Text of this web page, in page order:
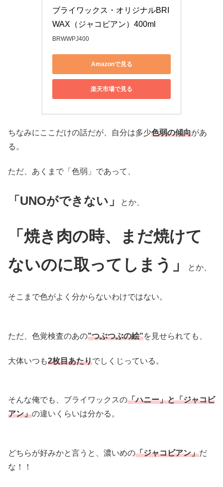
ブライワックス・オリジナルBRI
WAX（ジャコビアン）400ml
BRWWPJ400
Amazonで見る
楽天市場で見る
ちなみにここだけの話だが、自分は多少色弱の傾向があ
る。
ただ、あくまで「色弱」であって、
「UNOができない」 とか、
「焼き肉の時、 まだ焼けて
ないのに取ってしまう」 とか、
そこまで色がよく分からないわけではない。
ただ、色覚検査のあの”つぶつぶの絵”を見せられても、
大体いつも2枚目あたりでしくじっている。
そんな俺でも、ブライワックスの「ハニー」と「ジャコビ
アン」の違いくらいは分かる。
どちらが好みかと言うと、濃いめの「ジャコビアン」だ
な！！